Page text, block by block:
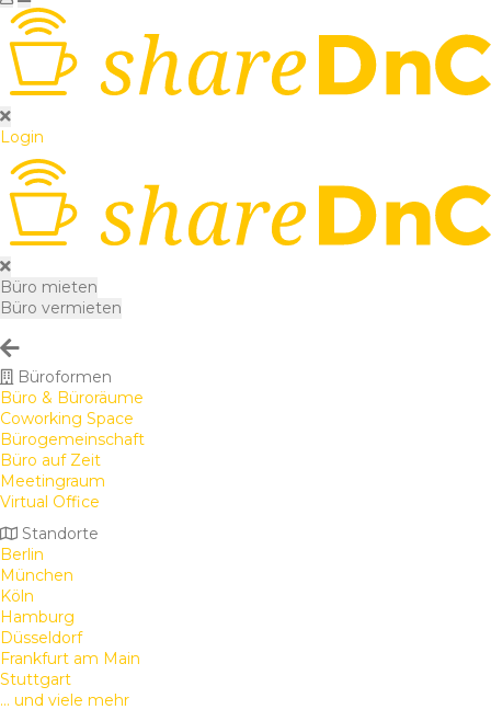
Login
Büro mieten
Büro vermieten
Büroformen
Büro & Büroräume
Coworking Space
Bürogemeinschaft
Büro auf Zeit
Meetingraum
Virtual Office
Standorte
Berlin
München
Köln
Hamburg
Düsseldorf
Frankfurt am Main
Stuttgart
... und viele mehr